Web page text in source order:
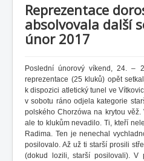
Reprezentace
absolvovala další
únor 2017
Poslední únorový víkend, 24. –
reprezentace (25 kluků) opět
k dispozici atletický tunel ve
v sobotu ráno odjela kategorie
polského Chorzówa na krytou
ale to klukům nevadilo. Ti, kteří
Radima. Ten je nenechal
posilovalo. Až už ti starší prosili
(dokud lozili, starší posilovali). V